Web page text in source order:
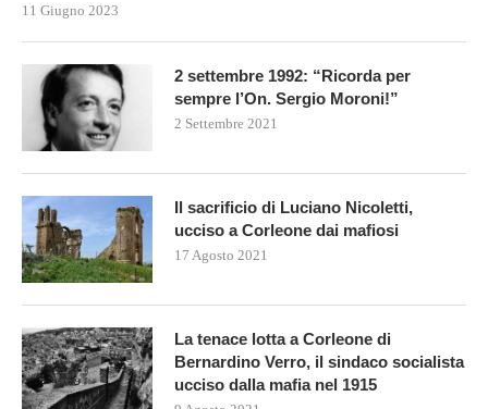
11 Giugno 2023
2 settembre 1992: “Ricorda per
sempre l’On. Sergio Moroni!”
2 Settembre 2021
Il sacrificio di Luciano Nicoletti,
ucciso a Corleone dai mafiosi
17 Agosto 2021
La tenace lotta a Corleone di
Bernardino Verro, il sindaco socialista
ucciso dalla mafia nel 1915